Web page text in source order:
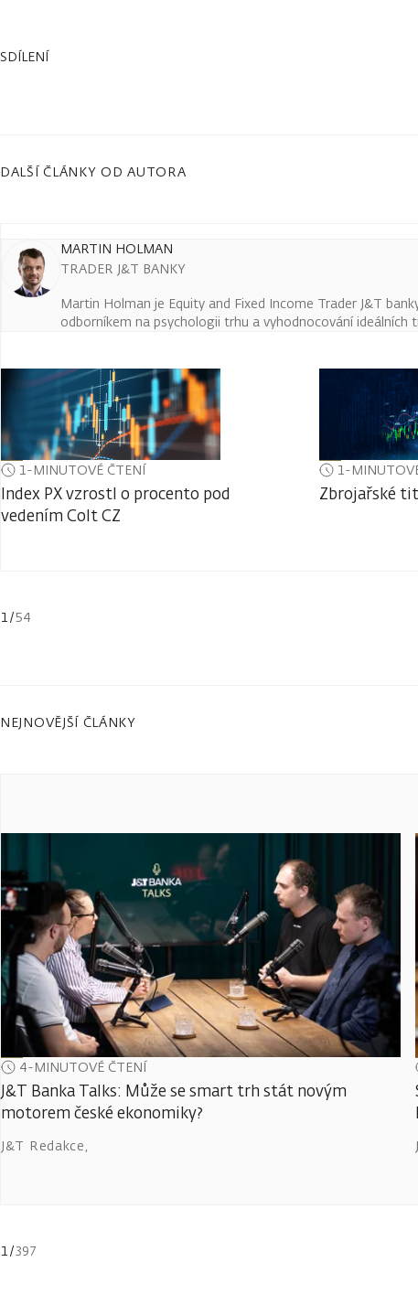
SDÍLENÍ
DALŠÍ ČLÁNKY OD AUTORA
MARTIN HOLMAN
TRADER J&T BANKY
Martin Holman je Equity and Fixed Income Trader J&T
odborníkem na psychologii trhu a vyhodnocování ideálních
1-MINUTOVÉ ČTENÍ
Index PX vzrostl o procento pod
vedením Colt CZ
1-
Zbrojařské
1 /54
NEJNOVĚJŠÍ ČLÁNKY
4-MINUTOVÉ ČTENÍ
J&T Banka Talks: Může se smart trh stát novým
motorem české ekonomiky?
J&T Redakce,
1/397